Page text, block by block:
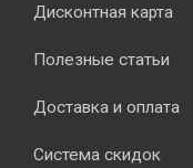
Дисконтная карта
Полезные статьи
Доставка и оплата
Система скидок